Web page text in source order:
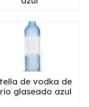
de vodka de
glaseado azul